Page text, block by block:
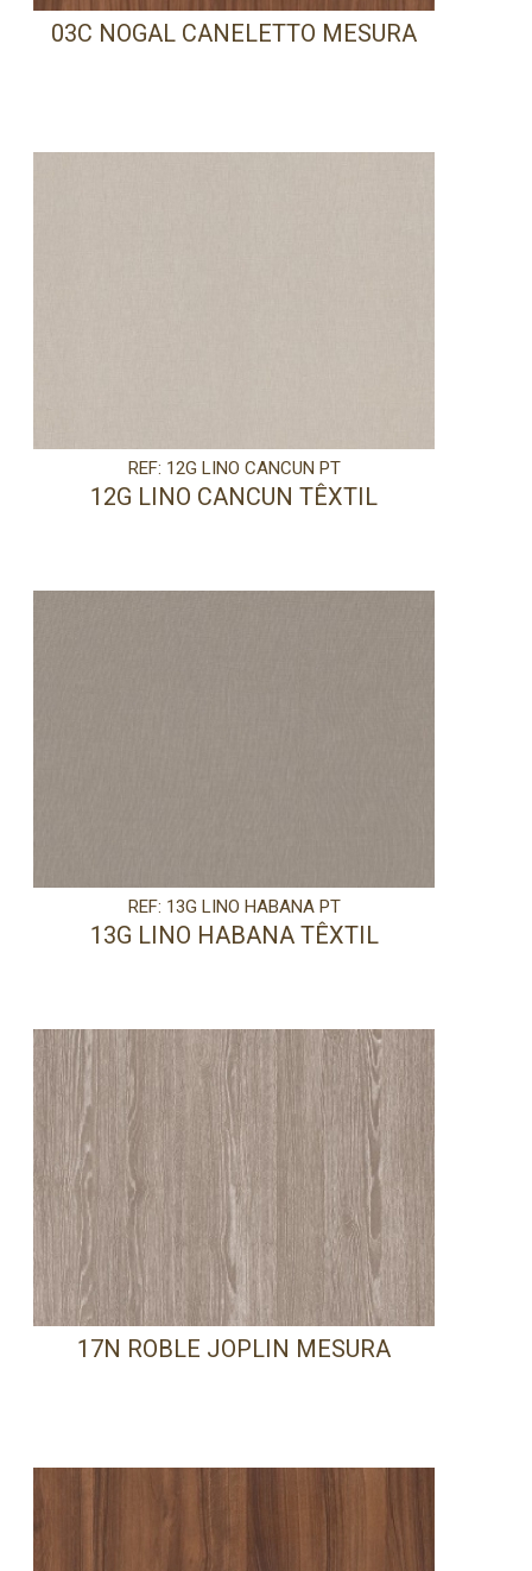
03C NOGAL CANELETTO MESURA
REF: 12G LINO CANCUN PT
12G LINO CANCUN TÊXTIL
REF: 13G LINO HABANA PT
13G LINO HABANA TÊXTIL
17N ROBLE JOPLIN MESURA